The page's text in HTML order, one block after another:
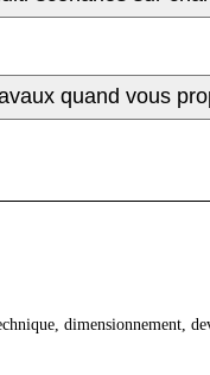
quand vous
dimensionnement,